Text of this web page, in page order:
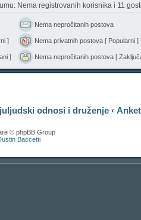
Nema registrovanih korisnika i 11
Nema nepročitanih postova
] Nema privatnih postova [ Popularni ]
] Nema nepročitanih postova [
odnosi i druženje ‹
© phpBB Group
Baccetti